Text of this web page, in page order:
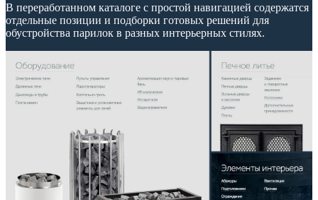
В переработанном каталоге с простой навигацией содержатся
отдельные позиции и подборки готовых решений для
обустройства парилок в разных интерьерных стилях.